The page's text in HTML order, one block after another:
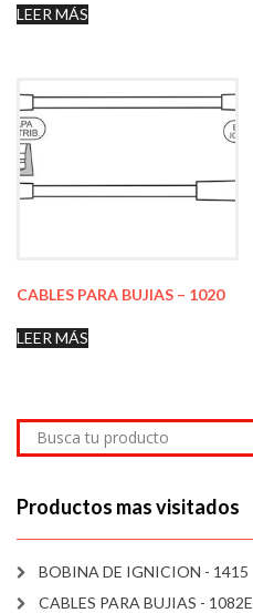
LEER MÁS
CABLES PARA BUJIAS – 1020
LEER MÁS
Productos mas visitados
BOBINA DE IGNICION - 1415
CABLES PARA BUJIAS - 1082E